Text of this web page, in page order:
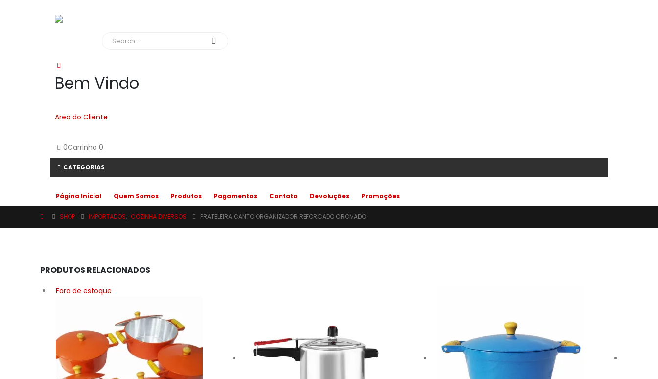
Bem Vindo
Area do Cliente
0Carrinho 0
CATEGORIAS
Página Inicial Quem Somos Produtos Pagamentos Contato Devoluções Promoções
SHOP IMPORTADOS, COZINHA DIVERSOS PRATELEIRA CANTO ORGANIZADOR REFORCADO CROMADO
PRODUTOS RELACIONADOS
Fora de estoque